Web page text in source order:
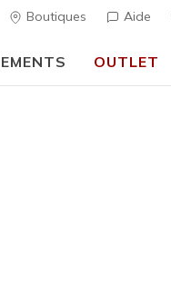
Boutiques Aide
OUTLET